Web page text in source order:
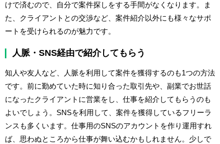
けで済むので、自分で案件探しをする手間がなくなります。ま
た、クライアントとの交渉など、案件紹介以外にも様々なサポ
ートを受けられるのが魅力です。
人脈・SNS経由で紹介してもらう
知人や友人など、人脈を利用して案件を獲得するのも1つの方法
です。前に勤めていた時に知り合った取引先や、副業でお世話
になったクライアントに営業をし、仕事を紹介してもらうのも
よいでしょう。SNSを利用して、案件を獲得しているフリーラ
ンスも多くいます。仕事用のSNSのアカウントを作り運用すれ
ば、思わぬところから仕事が舞い込むかもしれません。少しで